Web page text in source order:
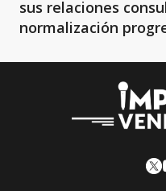
sus relaciones
normalización